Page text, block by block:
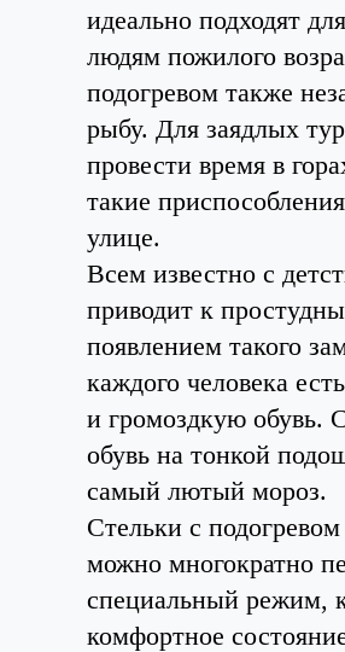
идеально подходят
людям пожилого
подогревом также
рыбу. Для заядлых
провести время в
такие
улице.
Всем известно с
приводит к
появлением такого
каждого человека
и громоздкую обувь.
обувь на тонкой
самый лютый мороз.
Стельки с
можно многократно
специальный режим,
комфортное